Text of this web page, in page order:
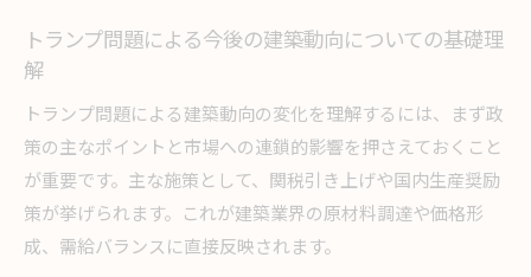
トランプ問題で建築計画がどう変わるのか現場
目線で考察
建築業界の今後を読むための視点まとめ
トランプ建築政策下で建築業界の未来を読む視
点
建築業界の今後を左右するトランプ影響の要点
トランプ問題による今後の建築動向についての基礎理
解
トランプ問題による建築動向の変化を理解するには、まず政
策の主なポイントと市場への連鎖的影響を押さえておくこと
が重要です。主な施策として、関税引き上げや国内生産奨励
策が挙げられます。これが建築業界の原材料調達や価格形
成、需給バランスに直接反映されます。